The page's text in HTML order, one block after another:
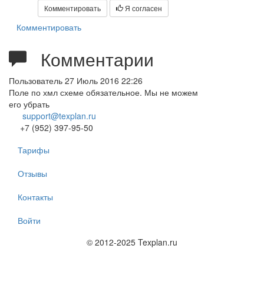
Комментировать Я согласен
Комментировать
Комментарии
Пользователь 27 Июль 2016 22:26
Поле по хмл схеме обязательное. Мы не можем
его убрать
support@texplan.ru
+7 (952) 397-95-50
Тарифы
Отзывы
Контакты
Войти
© 2012-2025 Texplan.ru